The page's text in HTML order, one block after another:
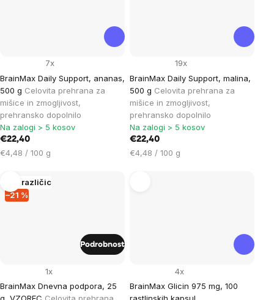
BrainMax Daily Support, ananas,
500 g Celovita prehrana za
mišice in zmogljivost,
prehransko dopolnilo
7x
Na zalogi > 5 kosov
€22,40
Cena
€4,48 / 100 g
BrainMax Daily Support, malina,
500 g Celovita prehrana za
mišice in zmogljivost,
prehransko dopolnilo
19x
Na zalogi > 5 kosov
€22,40
Cena
€4,48 / 100 g
–21 %
Več različic
BrainMax Dnevna podpora, 25
1x
Podrobnost
BrainMax Glicin 975 mg, 100
4x